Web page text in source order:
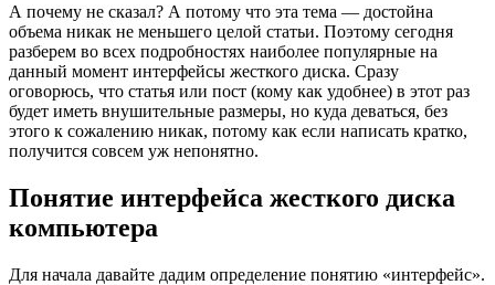
А почему не сказал? А потому что эта тема — достойна
объема никак не меньшего целой статьи. Поэтому сегодня
разберем во всех подробностях наиболее популярные на
данный момент интерфейсы жесткого диска. Сразу
оговорюсь, что статья или пост (кому как удобнее) в этот раз
будет иметь внушительные размеры, но куда деваться, без
этого к сожалению никак, потому как если написать кратко,
получится совсем уж непонятно.
Понятие интерфейса жесткого диска
компьютера
Для начала давайте дадим определение понятию «интерфейс».